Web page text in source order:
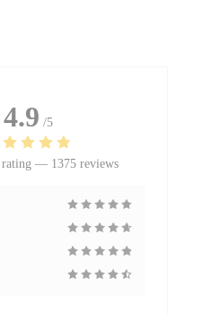
4.9 /5
rating — 1375 reviews